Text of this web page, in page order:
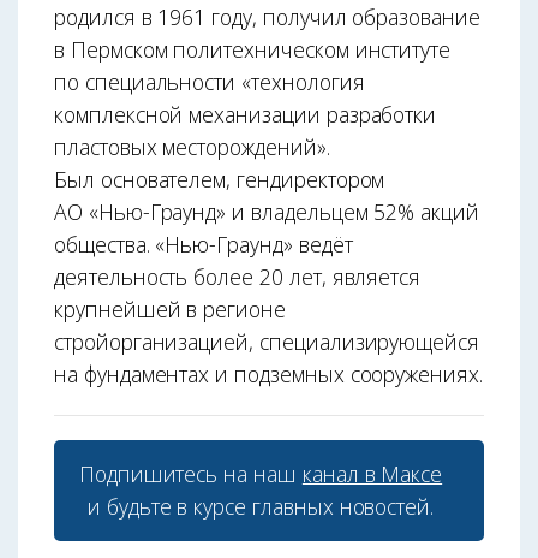
родился в 1961 году, получил образование
в Пермском политехническом институте
по специальности «технология
комплексной механизации разработки
пластовых месторождений».
Был основателем, гендиректором
АО «Нью-Граунд» и владельцем 52% акций
общества. «Нью-Граунд» ведёт
деятельность более 20 лет, является
крупнейшей в регионе
стройорганизацией, специализирующейся
на фундаментах и подземных сооружениях.
Подпишитесь на наш канал в Максе
и будьте в курсе главных новостей.